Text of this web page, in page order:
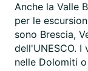
Anche la Valle
per le
sono Brescia,
dell'UNESCO.
nelle Dolomiti